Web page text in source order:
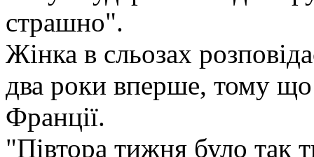
страшно".
Жінка в сльозах
два роки вперше, тому що
Франції.
"Півтора тижня було так